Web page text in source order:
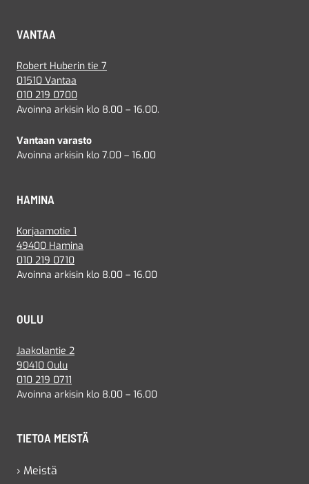
VANTAA
Robert Huberin tie 7
01510 Vantaa
010 219 0700
Avoinna arkisin klo 8.00 – 16.00.
Vantaan varasto
Avoinna arkisin klo 7.00 – 16.00
HAMINA
Korjaamotie 1
49400 Hamina
010 219 0710
Avoinna arkisin klo 8.00 – 16.00
OULU
Jaakolantie 2
90410 Oulu
010 219 0711
Avoinna arkisin klo 8.00 – 16.00
TIETOA MEISTÄ
› Meistä